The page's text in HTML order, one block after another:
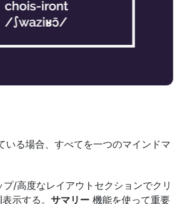
る場合、すべてを一つのマインドマ
/高度なレイアウトセクションでクリ
示する。 サマリー 機能を使って重要